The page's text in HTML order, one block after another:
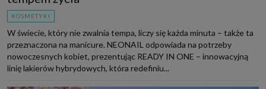
KOSMETYKI
W świecie, który nie zwalnia tempa, liczy się każda minuta – także ta
przeznaczona na manicure. NEONAIL odpowiada na potrzeby
nowoczesnych kobiet, prezentując READY IN ONE – innowacyjną
linię lakierów hybrydowych, która redefiniu...